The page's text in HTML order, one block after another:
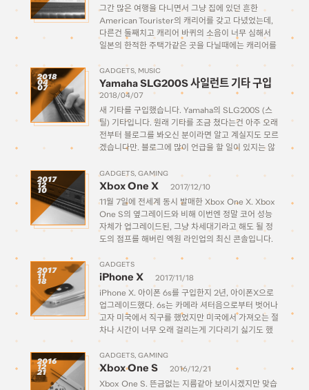
그간 많은 여행을 다니면서 그냥 집에 있던 흔한
American Tourister의 캐리어를 갖고 다녔었는데,
다른건 둘째치고 캐리어 바퀴의 소음이 너무 심해서
일본의 한적한 주택가같은 곳을 다닐때에는 캐리어를
퀴의 캐리어를 사야지 하고 마음을 먹고 있었다. […]
2018
04
07
GADGETS MUSIC
Yamaha SLG200S 사일런트 기타 구입
2018/04/07
새 기타를 구입했습니다. Yamaha의 SLG200S (스
틸) 기타입니다. 원래 기타를 조금 쳤다는건 아주 오래
전부터 블로그를 봐오신 분이라면 알고 계실지도 모르
겠습니다만. 블로그에 많이 언급을 할 일이 있지는 않
개 곡의 기타 코드를 따서 글을 올리기도 […]
2017
12
10
GADGETS GAMING
Xbox One X
2017/12/10
11월 7일에 전세계 동시 발매한 Xbox One X. Xbox
One S의 옆그레이드와 비해 이번엔 정말 코어 성능
자체가 업그레이드된, 그냥 차세대기라고 해도 될 정
도의 점프를 해버린 엑원 라인업의 최신 콘솔입니다.
래는 예약주문을 해서 발매일에 […]
2017
11
18
GADGETS
iPhone X
2017/11/18
iPhone X. 아이폰 6s를 구입한지 2년, 아이폰X으로
업그레이드했다. 6s는 카메라 셔터음으로부터 벗어나
고자 미국에서 직구를 했었지만 미국에서 가져오는 절
차나 시간이 너무 오래 걸리는게 기다리기 싫기도 했
고 때마침 원래 예정되어있던 일본 여행과도 기간이
맞아서 일본에서 예약을 하고 직접 수령해 올 수 있었
다. […]
2016
12
21
GADGETS GAMING
Xbox One S
2016/12/21
Xbox One S. 뜬금없는 지름같아 보이시겠지만 맞습